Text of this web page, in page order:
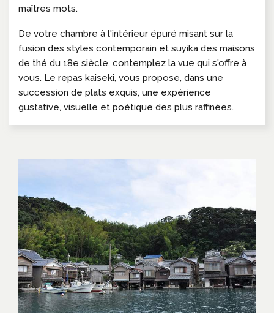
maîtres mots.
De votre chambre à l'intérieur épuré misant sur la
fusion des styles contemporain et suyika des maisons
de thé du 18e siècle, contemplez la vue qui s'offre à
vous. Le repas kaiseki, vous propose, dans une
succession de plats exquis, une expérience
gustative, visuelle et poétique des plus raffinées.